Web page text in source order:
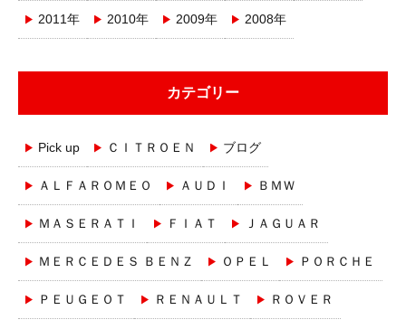
2011年 2010年 2009年 2008年
カテゴリー
Pick up ＣＩＴＲＯＥＮ ブログ
ＡＬＦＡＲＯＭＥＯ ＡＵＤＩ ＢＭＷ
ＭＡＳＥＲＡＴＩ ＦＩＡＴ ＪＡＧＵＡＲ
ＭＥＲＣＥＤＥＳ ＢＥＮＺ ＯＰＥＬ ＰＯＲＣＨＥ
ＰＥＵＧＥＯＴ ＲＥＮＡＵＬＴ ＲＯＶＥＲ